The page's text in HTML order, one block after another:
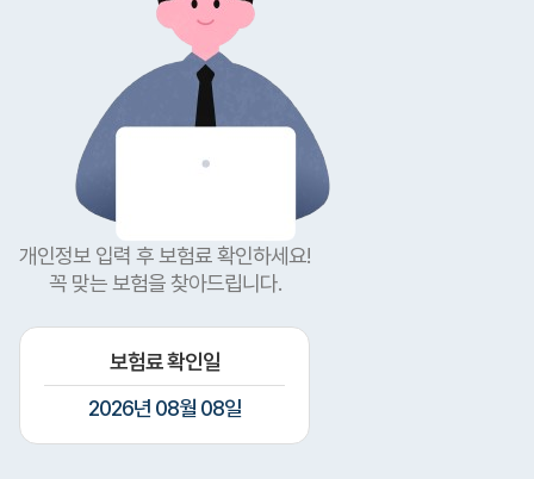
개인정보 입력 후 보험료 확인하세요!
꼭 맞는 보험을 찾아드립니다.
보험료 확인일
2026년 08월 08일